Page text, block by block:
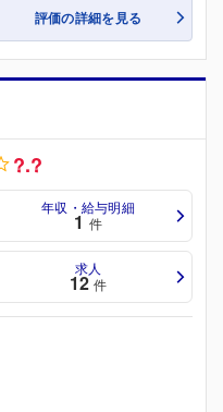
評価の詳細を見る
?.?
年収・給与明細
1 件
求人
12 件